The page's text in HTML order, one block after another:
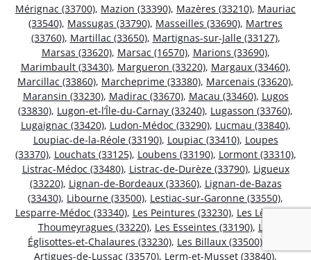
Mérignac (33700), Mazion (33390), Mazères (33210), Mauriac
(33540), Massugas (33790), Masseilles (33690), Martres
(33760), Martillac (33650), Martignas-sur-Jalle (33127),
Marsas (33620), Marsac (16570), Marions (33690),
Marimbault (33430), Margueron (33220), Margaux (33460),
Marcillac (33860), Marcheprime (33380), Marcenais (33620),
Maransin (33230), Madirac (33670), Macau (33460), Lugos
(33830), Lugon-et-l’Île-du-Carnay (33240), Lugasson (33760),
Lugaignac (33420), Ludon-Médoc (33290), Lucmau (33840),
Loupiac-de-la-Réole (33190), Loupiac (33410), Loupes
(33370), Louchats (33125), Loubens (33190), Lormont (33310),
Listrac-Médoc (33480), Listrac-de-Durèze (33790), Ligueux
(33220), Lignan-de-Bordeaux (33360), Lignan-de-Bazas
(33430), Libourne (33500), Lestiac-sur-Garonne (33550),
Lesparre-Médoc (33340), Les Peintures (33230), Les Lèves-et-
Thoumeyragues (33220), Les Esseintes (33190), Les
Églisottes-et-Chalaures (33230), Les Billaux (33500)
Artigues-de-Lussac (33570), Lerm-et-Musset (33840),